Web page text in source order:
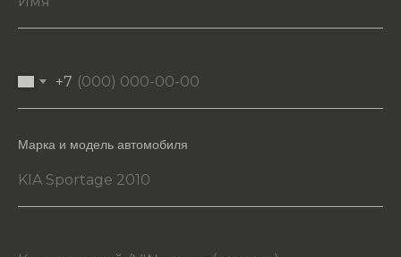
+7
Марка и модель автомобиля